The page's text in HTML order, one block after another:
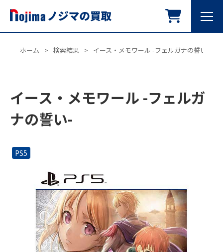
ホーム > 検索結果 > イース・メモワール -フェルガナの誓い-
イース・メモワール -フェルガ
ナの誓い-
PS5